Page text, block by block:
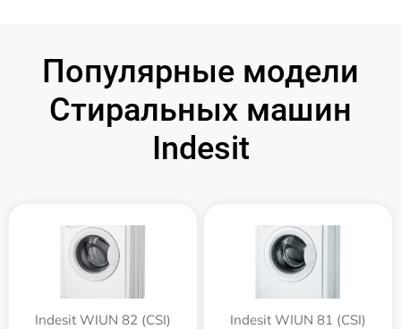
Популярные модели
Стиральных машин
Indesit
Indesit WIUN 82 (CSI) Indesit WIUN 81 (CSI)